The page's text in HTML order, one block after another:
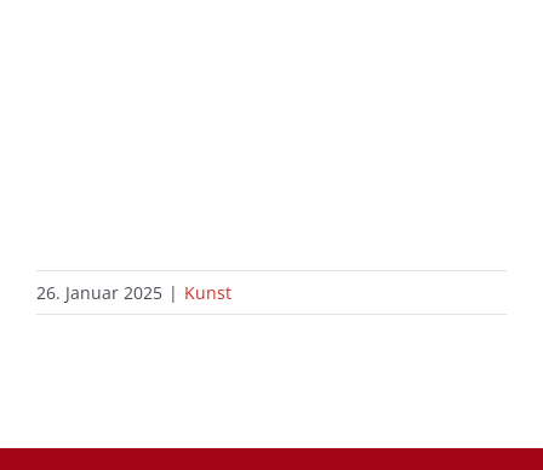
26. Januar 2025 | Kunst